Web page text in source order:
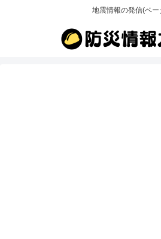
地震情報の発信(ベー